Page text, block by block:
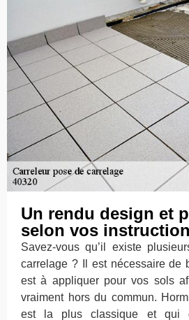
Un rendu design et
selon vos
Savez-vous qu’il existe
carrelage ? Il est nécessaire de
est à appliquer pour vos sols
vraiment hors du commun.
est la plus classique et qui